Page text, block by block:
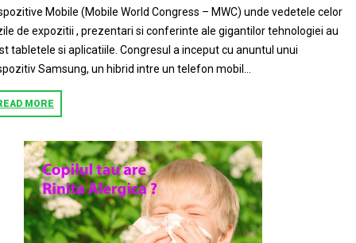
Mobile (Mobile World Congress – MWC) unde vedetele celor
de expozitii , prezentari si conferinte ale gigantilor tehnologiei au
tabletele si aplicatiile. Congresul a inceput cu anuntul unui
Samsung, un hibrid intre un telefon mobil...
MORE